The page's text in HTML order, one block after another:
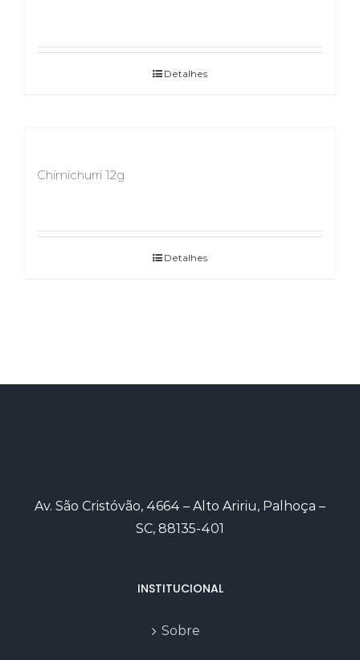
Detalhes
Chimichurri 12g
Detalhes
Av. São Cristóvão, 4664 – Alto Aririu, Palhoça –
SC, 88135-401
INSTITUCIONAL
Sobre